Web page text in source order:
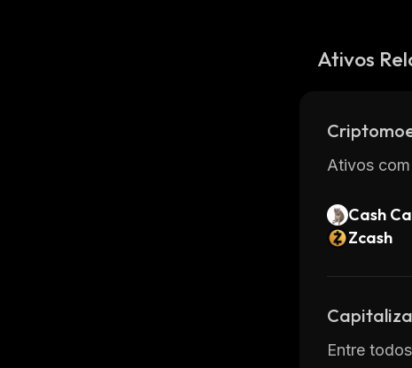
Ativos
Ativos
Cash
Zcash
Entre